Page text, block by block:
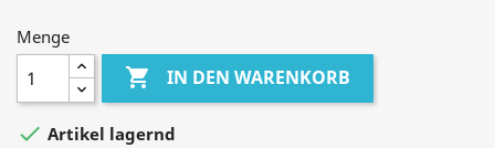
Menge
 IN DEN WARENKORB
 Artikel lagernd